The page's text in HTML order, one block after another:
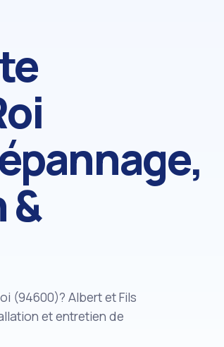
&
(94600)? Albert et Fils
et entretien de